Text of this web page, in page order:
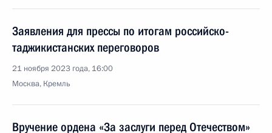
Заявления для прессы по итогам российско-
таджикистанских переговоров
21 ноября 2023 года, 16:00
Москва, Кремль
Вручение ордена «За заслуги перед Отечеством»